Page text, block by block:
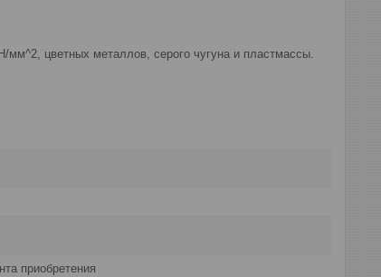
мм^2, цветных металлов, серого чугуна и пластмассы.
приобретения